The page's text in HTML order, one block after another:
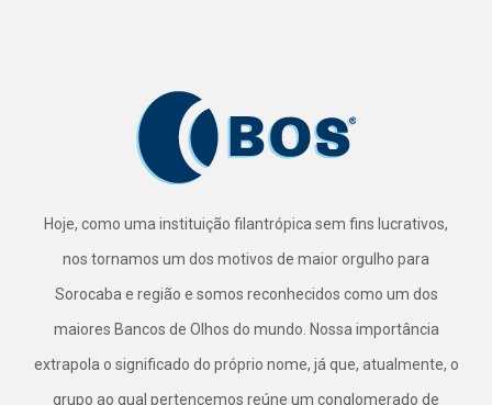
Hoje, como uma instituição filantrópica sem fins lucrativos,
nos tornamos um dos motivos de maior orgulho para
Sorocaba e região e somos reconhecidos como um dos
maiores Bancos de Olhos do mundo. Nossa importância
extrapola o significado do próprio nome, já que, atualmente, o
grupo ao qual pertencemos reúne um conglomerado de